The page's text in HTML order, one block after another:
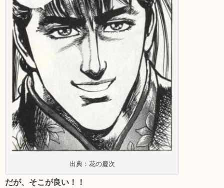
出典：花の慶次
だが、そこが良い！！